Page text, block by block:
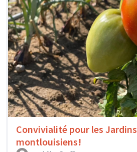
Convivialité pour les Jardins
montlouisiens!